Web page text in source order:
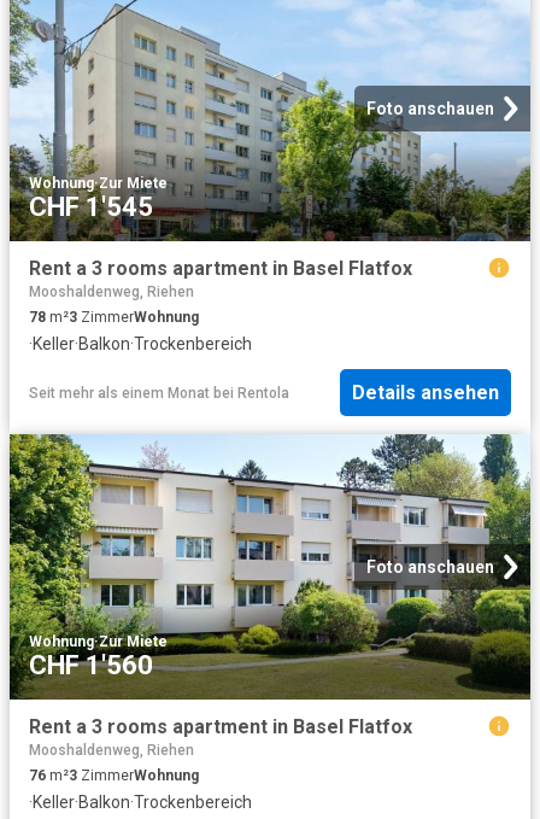
Foto anschauen
Wohnung·Zur Miete
CHF 1'545
Rent a 3 rooms apartment in Basel Flatfox
Mooshaldenweg, Riehen
78 m²3 ZimmerWohnung
·Keller·Balkon·Trockenbereich
Seit mehr als einem Monat bei Rentola Details ansehen
Foto anschauen
Wohnung·Zur Miete
CHF 1'560
Rent a 3 rooms apartment in Basel Flatfox
Mooshaldenweg, Riehen
76 m²3 ZimmerWohnung
·Keller·Balkon·Trockenbereich